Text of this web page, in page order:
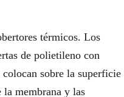
térmicos. Los
de polietileno con
sobre la superficie
la membrana y las